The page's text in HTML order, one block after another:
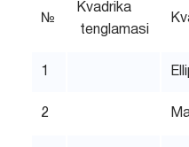
№
Kvadrika
tenglamasi
1
2